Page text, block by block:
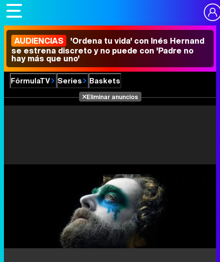
AUDIENCIAS 'Ordena tu vida' con Inés Hernand
se estrena discreto y no puede con 'Padre no
hay más que uno'
FórmulaTV Series Baskets
Eliminar anuncios